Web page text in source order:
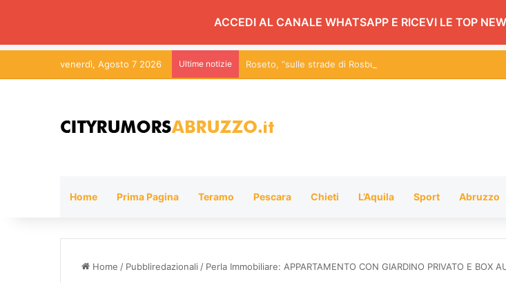
ACCEDI AL CANALE WHATSAPP E RICEVI LE TOP
venerdì, Agosto 7 2026 Ultime notizie Roseto, “sulle strade di Rosburgo” esposizione statica di
Home Prima Pagina Teramo Pescara Chieti L’Aquila Sport Abruzzo
Home / Pubbliredazionali / Perla Immobiliare: APPARTAMENTO CON GIARDINO PRIVATO E BOX